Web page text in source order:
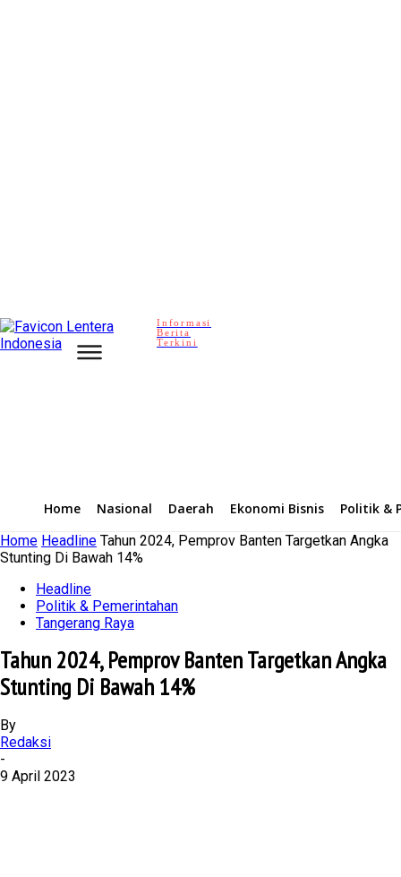
Informasi
Berita
Terkini
Home Nasional Daerah Ekonomi Bisnis
Politik &
Home Headline Tahun 2024, Pemprov Banten Targetkan Angka
Stunting Di Bawah 14%
Headline
Politik & Pemerintahan
Tangerang Raya
Tahun 2024, Pemprov Banten Targetkan Angka
Stunting Di Bawah 14%
By
Redaksi
-
9 April 2023